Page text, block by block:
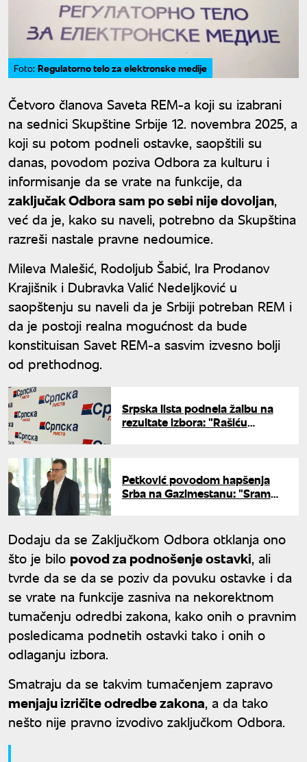
Foto: Regulatorno telo za elektronske medije
Četvoro članova Saveta REM-a koji su izabrani
na sednici Skupštine Srbije 12. novembra 2025, a
koji su potom podneli ostavke, saopštili su
danas, povodom poziva Odbora za kulturu i
informisanje da se vrate na funkcije, da
zaključak Odbora sam po sebi nije dovoljan,
već da je, kako su naveli, potrebno da Skupština
razreši nastale pravne nedoumice.
Mileva Malešić, Rodoljub Šabić, Ira Prodanov
Krajišnik i Dubravka Valić Nedeljković u
saopštenju su naveli da je Srbiji potreban REM i
da je postoji realna mogućnost da bude
konstituisan Savet REM-a sasvim izvesno bolji
od prethodnog.
Srpska lista podnela žalbu na
rezultate izbora: "Rašiću
Petković povodom hapšenja
Srba na Gazimestanu: "Sram
Dodaju da se Zaključkom Odbora otklanja ono
što je bilo povod za podnošenje ostavki, ali
tvrde da se da se poziv da povuku ostavke i da
se vrate na funkcije zasniva na nekorektnom
tumačenju odredbi zakona, kako onih o pravnim
posledicama podnetih ostavki tako i onih o
odlaganju izbora.
Smatraju da se takvim tumačenjem zapravo
menjaju izričite odredbe zakona, a da tako
nešto nije pravno izvodivo zaključkom Odbora.